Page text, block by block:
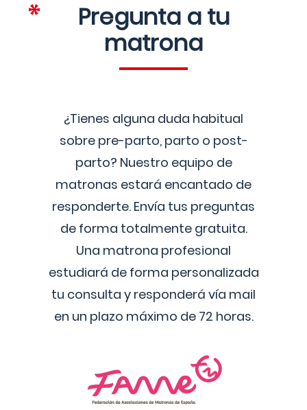
Pregunta a tu
matrona
¿Tienes alguna duda habitual
sobre pre-parto, parto o post-
parto? Nuestro equipo de
matronas estará encantado de
responderte. Envía tus preguntas
de forma totalmente gratuita.
Una matrona profesional
estudiará de forma personalizada
tu consulta y responderá vía mail
en un plazo máximo de 72 horas.